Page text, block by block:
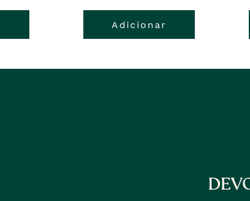
pre�o
atual
o
pre�o
era
Adicionar